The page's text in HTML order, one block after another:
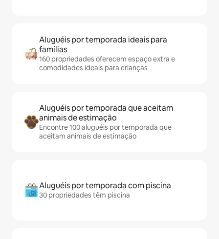
Aluguéis por temporada ideais para
famílias
160 propriedades oferecem espaço extra e
comodidades ideais para crianças
Aluguéis por temporada que aceitam
animais de estimação
Encontre 100 aluguéis por temporada que
aceitam animais de estimação
Aluguéis por temporada com piscina
30 propriedades têm piscina